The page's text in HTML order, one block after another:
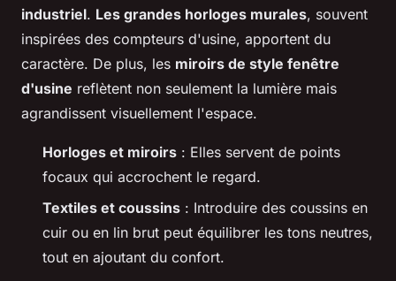
industriel. Les grandes horloges murales, souvent
inspirées des compteurs d'usine, apportent du
caractère. De plus, les miroirs de style fenêtre
d'usine reflètent non seulement la lumière mais
agrandissent visuellement l'espace.
Horloges et miroirs : Elles servent de points
focaux qui accrochent le regard.
Textiles et coussins : Introduire des coussins en
cuir ou en lin brut peut équilibrer les tons neutres,
tout en ajoutant du confort.